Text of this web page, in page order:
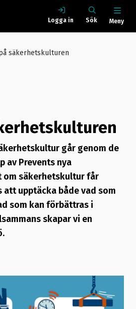
Logga in Sök Meny
säkerhetskulturen
går genom de
av Prevents nya
om säkerhetskultur får
att upptäcka både vad som
som kan förbättras i
skapar vi en